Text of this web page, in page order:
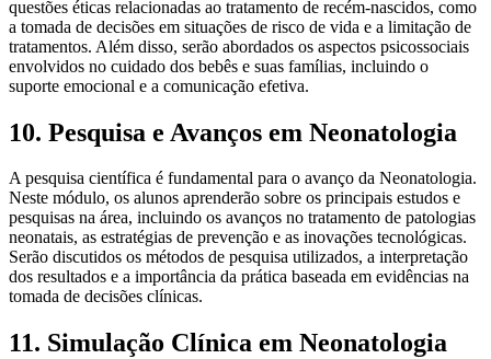
questões éticas relacionadas ao tratamento de recém-nascidos, como
a tomada de decisões em situações de risco de vida e a limitação de
tratamentos. Além disso, serão abordados os aspectos psicossociais
envolvidos no cuidado dos bebês e suas famílias, incluindo o
suporte emocional e a comunicação efetiva.
10. Pesquisa e Avanços em Neonatologia
A pesquisa científica é fundamental para o avanço da Neonatologia.
Neste módulo, os alunos aprenderão sobre os principais estudos e
pesquisas na área, incluindo os avanços no tratamento de patologias
neonatais, as estratégias de prevenção e as inovações tecnológicas.
Serão discutidos os métodos de pesquisa utilizados, a interpretação
dos resultados e a importância da prática baseada em evidências na
tomada de decisões clínicas.
11. Simulação Clínica em Neonatologia